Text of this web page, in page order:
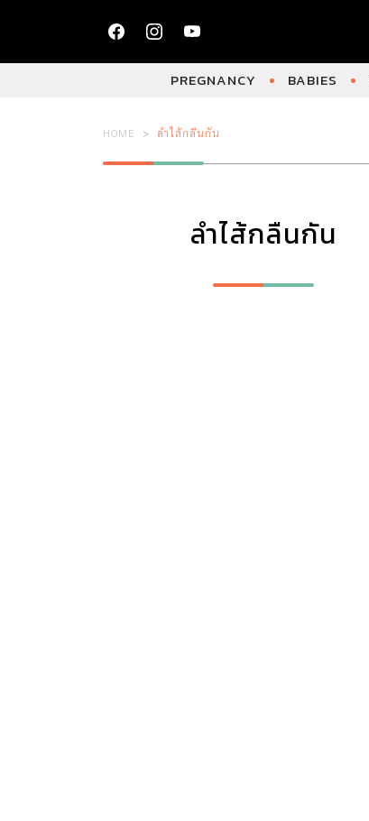
PREGNANCY BABIES
HOME ลำไส้กลืนกัน
ลำไส้กลืนกัน